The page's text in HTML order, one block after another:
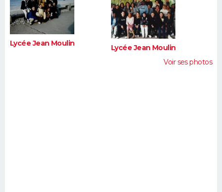
FORUM
Bricolage
Lifestyle
Culture
Sport
Auto
Television
Voyage
Cinema
Lycée Jean Moulin
Lycée Jean Moulin
Voir ses photos